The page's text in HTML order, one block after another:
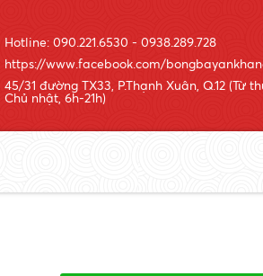
Hotline: 090.221.6530 - 0938.289.728
https://www.facebook.com/
45/31 đường TX33, P.Thạnh Xuân, Q.12 (Từ
Chủ nhật, 6h-21h)